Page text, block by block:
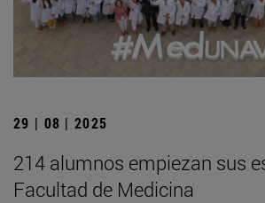
29 | 08 | 2025
214 alumnos empiezan sus
Facultad de Medicina